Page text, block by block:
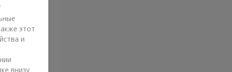
этот
и
внизу